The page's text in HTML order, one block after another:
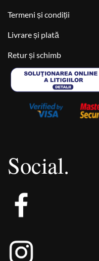
Termeni și condiții
Livrare și plată
Retur și schimb
Social.